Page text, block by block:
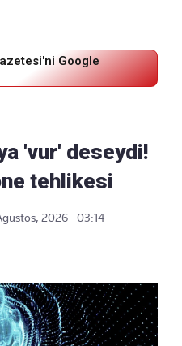
Google
'vur' deseydi!
tehlikesi
2026 - 03:14